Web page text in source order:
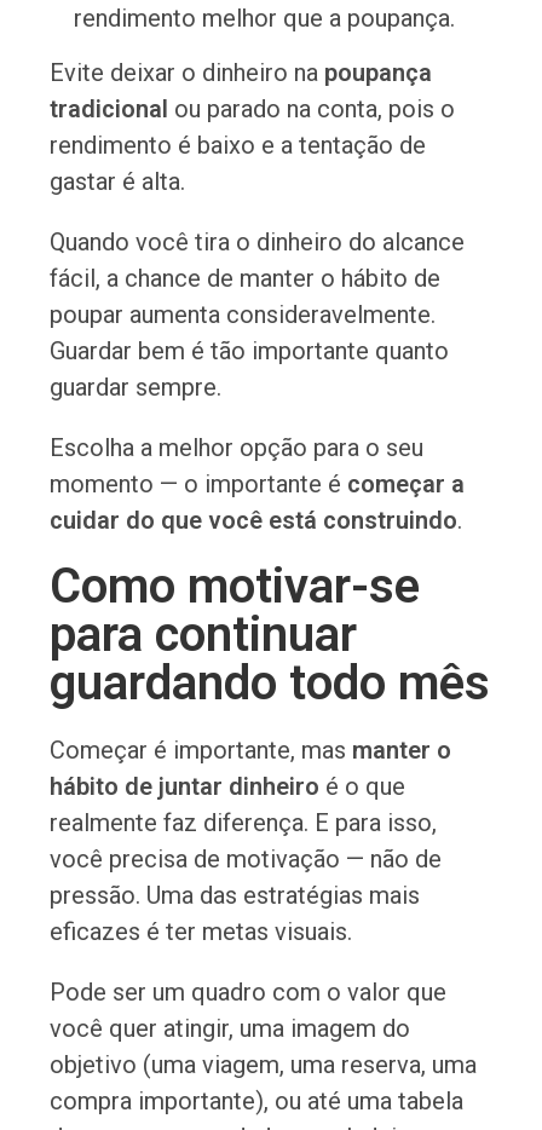
rendimento melhor que a poupança.
Evite deixar o dinheiro na poupança
tradicional ou parado na conta, pois o
rendimento é baixo e a tentação de
gastar é alta.
Quando você tira o dinheiro do alcance
fácil, a chance de manter o hábito de
poupar aumenta consideravelmente.
Guardar bem é tão importante quanto
guardar sempre.
Escolha a melhor opção para o seu
momento — o importante é começar a
cuidar do que você está construindo.
Como motivar-se
para continuar
guardando todo mês
Começar é importante, mas manter o
hábito de juntar dinheiro é o que
realmente faz diferença. E para isso,
você precisa de motivação — não de
pressão. Uma das estratégias mais
eficazes é ter metas visuais.
Pode ser um quadro com o valor que
você quer atingir, uma imagem do
objetivo (uma viagem, uma reserva, uma
compra importante), ou até uma tabela